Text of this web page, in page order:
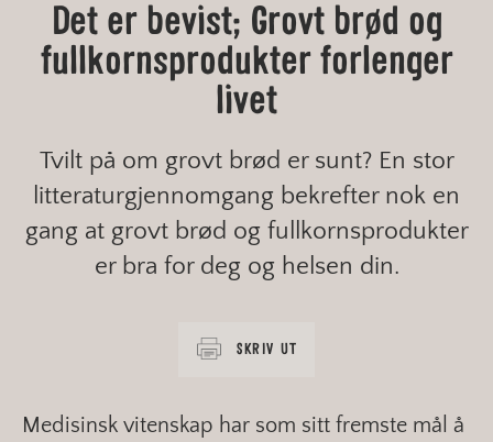
Det er bevist; Grovt brød og
fullkornsprodukter forlenger
livet
Tvilt på om grovt brød er sunt? En stor
litteraturgjennomgang bekrefter nok en
gang at grovt brød og fullkornsprodukter
er bra for deg og helsen din.
SKRIV UT
Medisinsk vitenskap har som sitt fremste mål å